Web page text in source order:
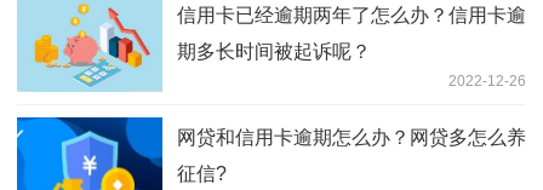
信用卡已经逾期两年了怎么办？信用卡逾
期多长时间被起诉呢？
2022-12-26
网贷和信用卡逾期怎么办？网贷多怎么养
征信?